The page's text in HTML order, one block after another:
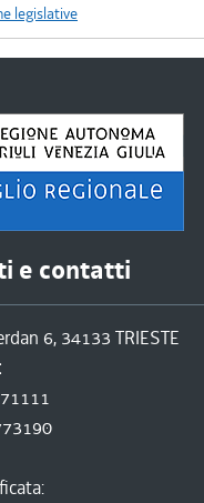
legislative
e contatti
6, 34133 TRIESTE